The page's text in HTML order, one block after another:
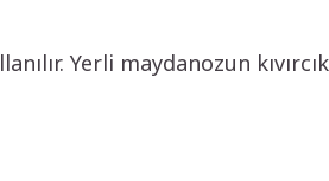
Yerli maydanozun